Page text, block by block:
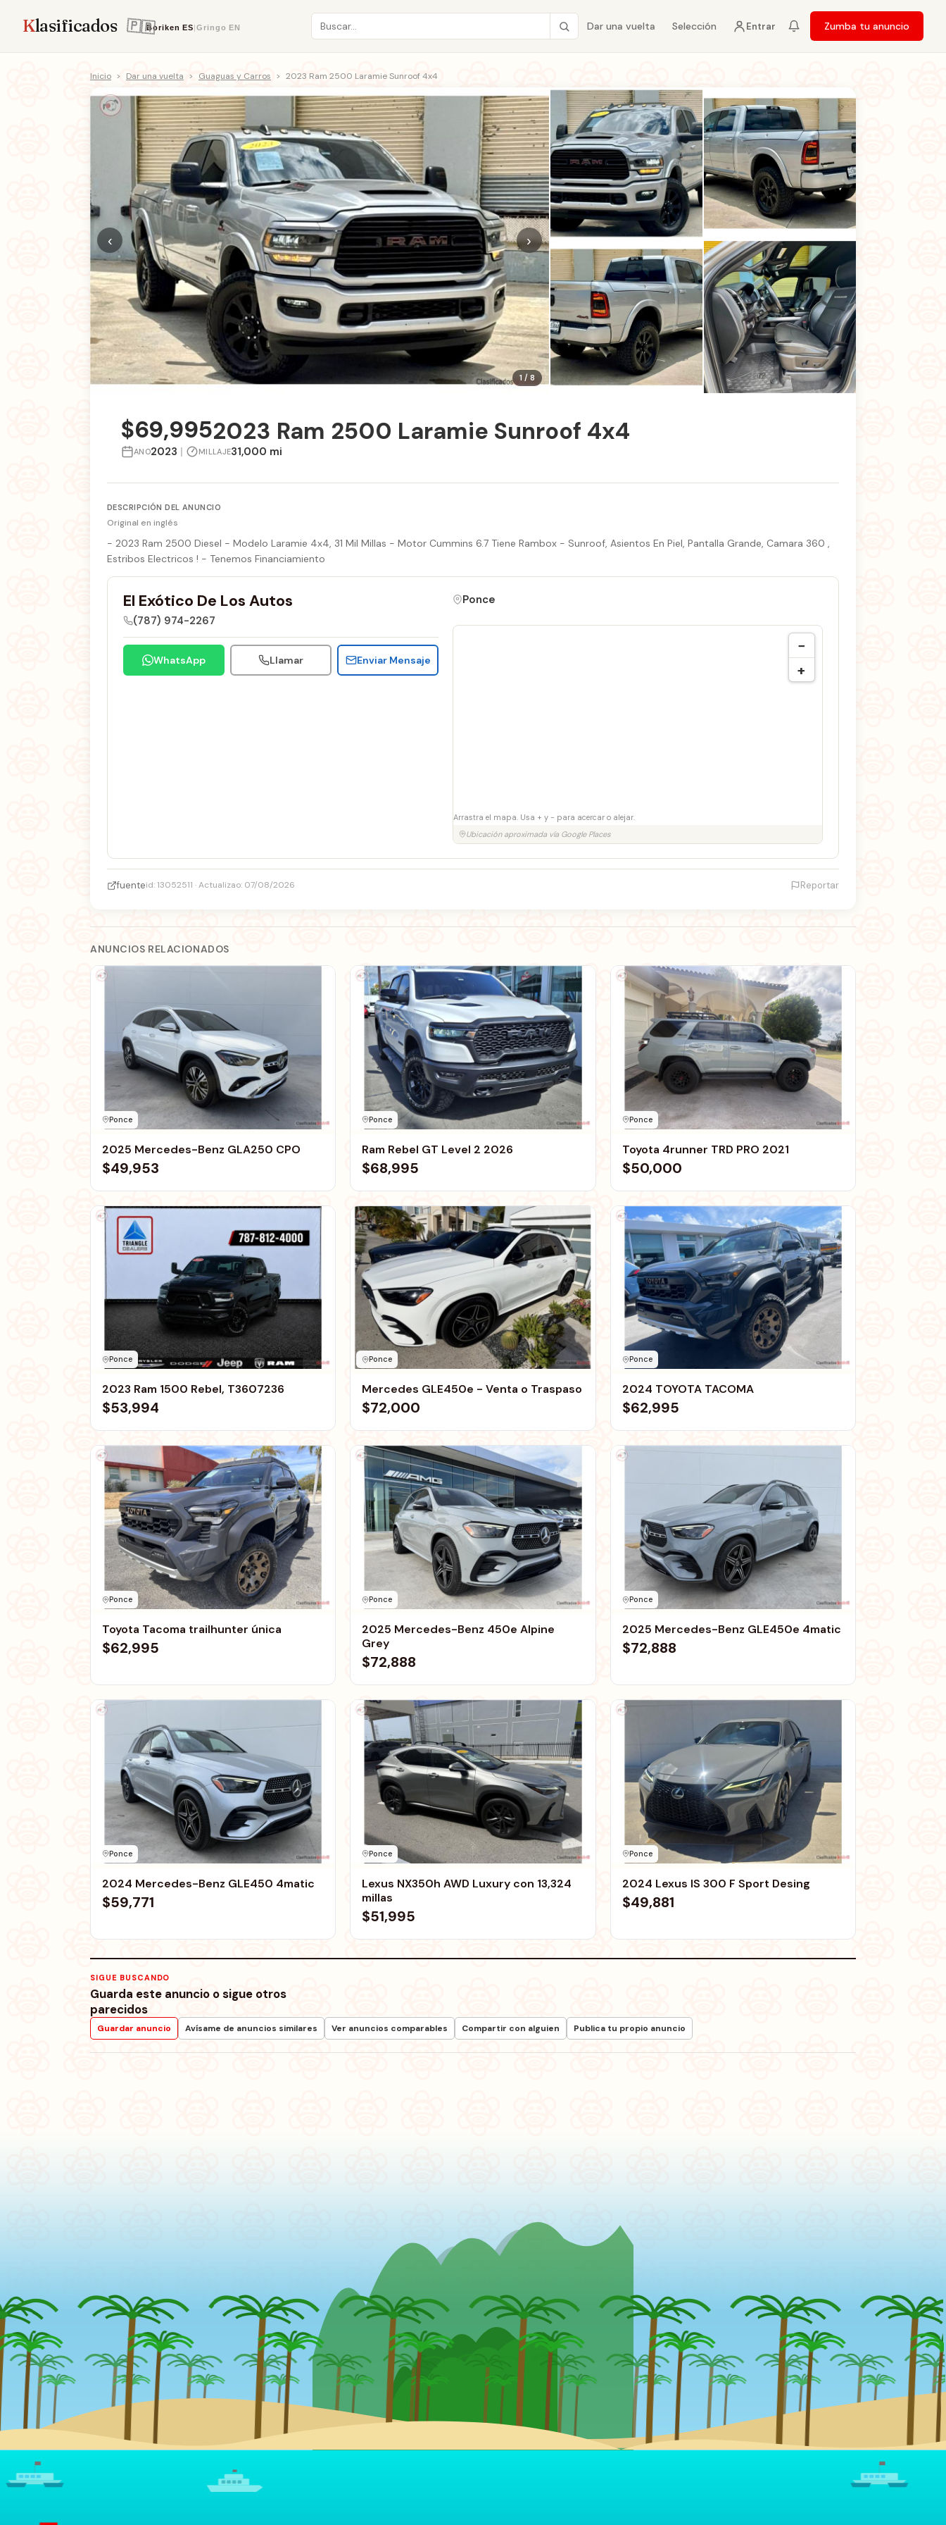
Klasificados Boriken ES|Gringo EN Dar una vuelta Selección Entrar Zumba tu anuncio
Inicio > Dar una vuelta > Guaguas y Carros > 2023 Ram 2500 Laramie Sunroof 4x4
1 / 8
‹ ›
$69,9952023 Ram 2500 Laramie Sunroof 4x4
ANO2023 | MILLAJE31,000 mi
DESCRIPCIÓN DEL ANUNCIO
Original en inglés
- 2023 Ram 2500 Diesel - Modelo Laramie 4x4, 31 Mil Millas - Motor Cummins 6.7 Tiene Rambox - Sunroof, Asientos En Piel, Pantalla Grande, Camara 360 ,
Estribos Electricos ! - Tenemos Financiamiento
El Exótico De Los Autos
(787) 974-2267
WhatsApp Llamar Enviar Mensaje
Ponce
−
+
Arrastra el mapa. Usa + y − para acercar o alejar.
Ubicación aproximada vía Google Places
fuenteid: 13052511 · Actualizao: 07/08/2026 Reportar
ANUNCIOS RELACIONADOS
Ponce
2025 Mercedes-Benz GLA250 CPO
$49,953
Ponce
Ram Rebel GT Level 2 2026
$68,995
Ponce
Toyota 4runner TRD PRO 2021
$50,000
Ponce
2023 Ram 1500 Rebel, T3607236
$53,994
Ponce
Mercedes GLE450e - Venta o Traspaso
$72,000
Ponce
2024 TOYOTA TACOMA
$62,995
Ponce
Toyota Tacoma trailhunter única
$62,995
Ponce
2025 Mercedes-Benz 450e Alpine
Grey
$72,888
Ponce
2025 Mercedes-Benz GLE450e 4matic
$72,888
Ponce
2024 Mercedes-Benz GLE450 4matic
$59,771
Ponce
Lexus NX350h AWD Luxury con 13,324
millas
$51,995
Ponce
2024 Lexus IS 300 F Sport Desing
$49,881
SIGUE BUSCANDO
Guarda este anuncio o sigue otros
parecidos
Guardar anuncio Avísame de anuncios similares Ver anuncios comparables Compartir con alguien Publica tu propio anuncio